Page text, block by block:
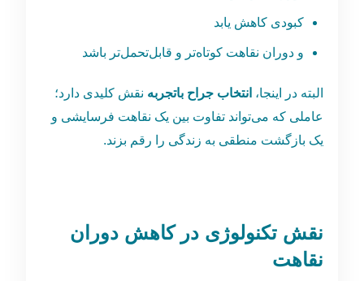
کبودی کاهش یابد
و دوران نقاهت کوتاه‌تر و قابل‌تحمل‌تر باشد
البته در اینجا، انتخاب جراح باتجربه نقش کلیدی دارد؛
عاملی که می‌تواند تفاوت بین یک نقاهت فرسایشی و
یک بازگشت منطقی به زندگی را رقم بزند.
نقش تکنولوژی در کاهش دوران
نقاهت